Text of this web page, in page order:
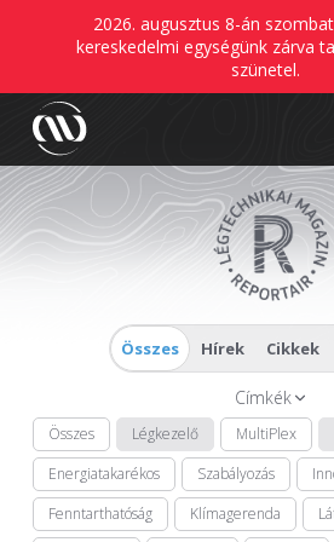
2026. augusztus 8-án
kereskedelmi egységünk zárva
szünetel.
Összes Hírek Cikkek
Címkék
Összes Légkezelő MultiPlex
Energiatakarékos
Szabályozás
Fenntarthatóság
Klímagerenda